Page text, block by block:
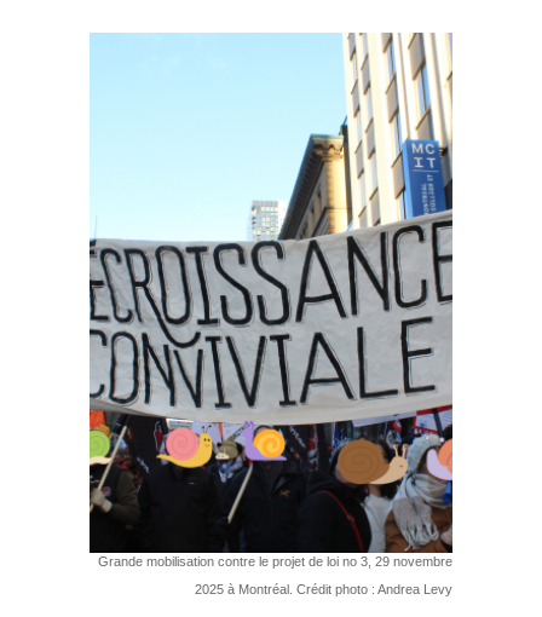
Grande mobilisation contre le projet de loi no 3, 29 novembre
2025 à Montréal. Crédit photo : Andrea Levy